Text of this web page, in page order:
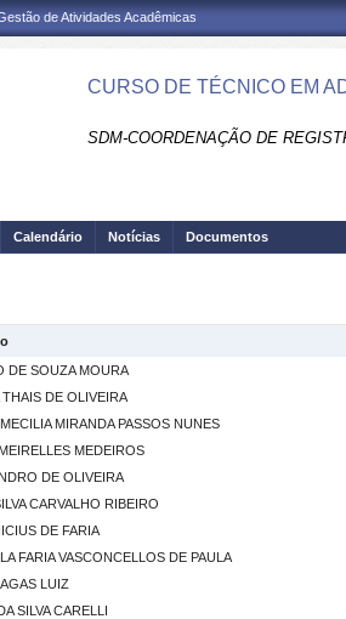
de Atividades Acadêmicas
CURSO DE TÉCNICO EM
SDM-COORDENAÇÃO DE
Calendário Notícias Documentos
DE SOUZA MOURA
DE OLIVEIRA
MIRANDA PASSOS NUNES
MEDEIROS
DE OLIVEIRA
CARVALHO RIBEIRO
DE FARIA
FARIA VASCONCELLOS DE PAULA
LUIZ
SILVA CARELLI